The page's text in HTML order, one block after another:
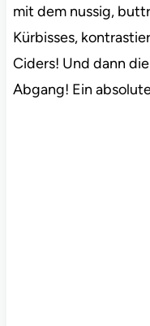
mit dem nussig,
Kürbisses,
Ciders! Und dann
Abgang! Ein